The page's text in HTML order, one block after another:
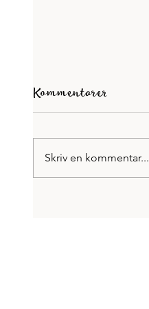
Kommentarer
Skriv en kommentar...